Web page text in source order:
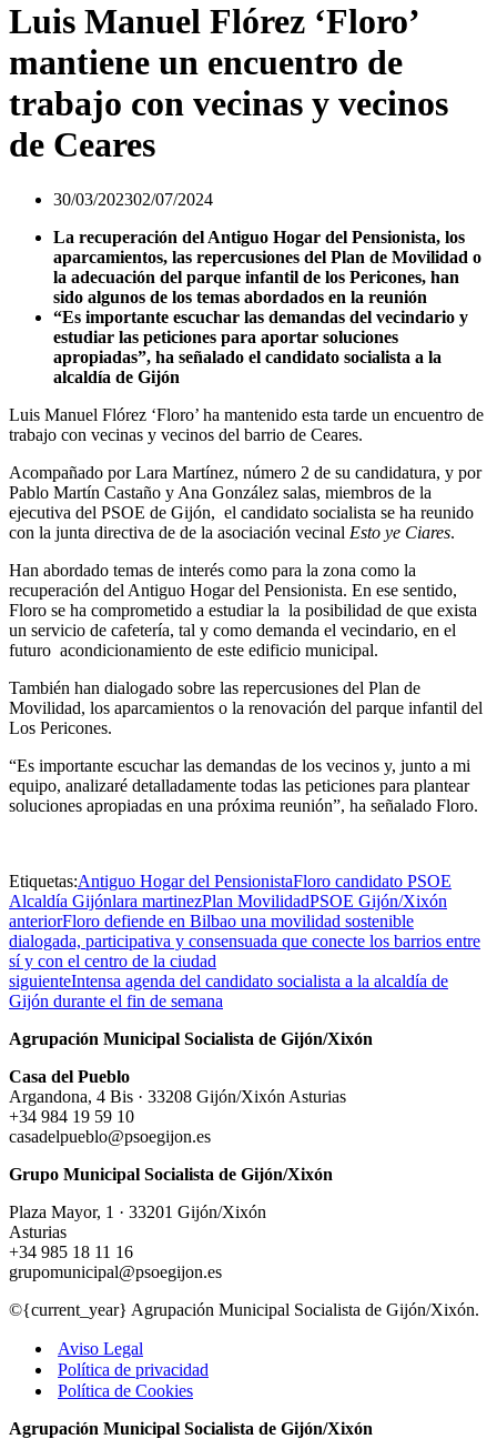
Luis Manuel Flórez ‘Floro’
mantiene un encuentro de
trabajo con vecinas y vecinos
de Ceares
30/03/202302/07/2024
La recuperación del Antiguo Hogar del Pensionista, los
aparcamientos, las repercusiones del Plan de Movilidad o
la adecuación del parque infantil de los Pericones, han
sido algunos de los temas abordados en la reunión
“Es importante escuchar las demandas del vecindario y
estudiar las peticiones para aportar soluciones
apropiadas”, ha señalado el candidato socialista a la
alcaldía de Gijón
Luis Manuel Flórez ‘Floro’ ha mantenido esta tarde un encuentro de
trabajo con vecinas y vecinos del barrio de Ceares.
Acompañado por Lara Martínez, número 2 de su candidatura, y por
Pablo Martín Castaño y Ana González salas, miembros de la
ejecutiva del PSOE de Gijón, el candidato socialista se ha reunido
con la junta directiva de de la asociación vecinal Esto ye Ciares.
Han abordado temas de interés como para la zona como la
recuperación del Antiguo Hogar del Pensionista. En ese sentido,
Floro se ha comprometido a estudiar la la posibilidad de que exista
un servicio de cafetería, tal y como demanda el vecindario, en el
futuro acondicionamiento de este edificio municipal.
También han dialogado sobre las repercusiones del Plan de
Movilidad, los aparcamientos o la renovación del parque infantil del
Los Pericones.
“Es importante escuchar las demandas de los vecinos y, junto a mi
equipo, analizaré detalladamente todas las peticiones para plantear
soluciones apropiadas en una próxima reunión”, ha señalado Floro.
Etiquetas:Antiguo Hogar del PensionistaFloro candidato PSOE
Alcaldía Gijónlara martinezPlan MovilidadPSOE Gijón/Xixón
anteriorFloro defiende en Bilbao una movilidad sostenible
dialogada, participativa y consensuada que conecte los barrios entre
sí y con el centro de la ciudad
siguienteIntensa agenda del candidato socialista a la alcaldía de
Gijón durante el fin de semana
Agrupación Municipal Socialista de Gijón/Xixón
Casa del Pueblo
Argandona, 4 Bis · 33208 Gijón/Xixón Asturias
+34 984 19 59 10
casadelpueblo@psoegijon.es
Grupo Municipal Socialista de Gijón/Xixón
Plaza Mayor, 1 · 33201 Gijón/Xixón
Asturias
+34 985 18 11 16
grupomunicipal@psoegijon.es
©{current_year} Agrupación Municipal Socialista de Gijón/Xixón.
Aviso Legal
Política de privacidad
Política de Cookies
Agrupación Municipal Socialista de Gijón/Xixón